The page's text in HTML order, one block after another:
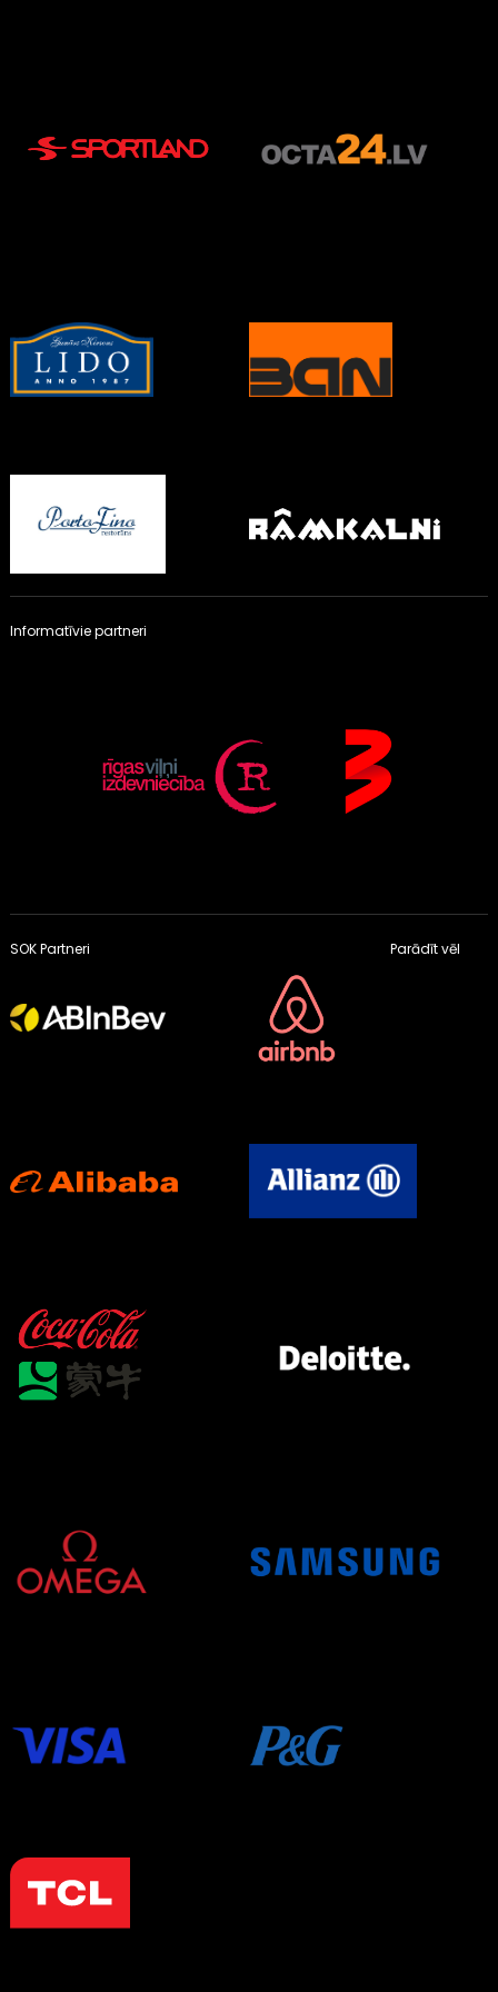
Informatīvie partneri
SOK Partneri Parādīt vēl